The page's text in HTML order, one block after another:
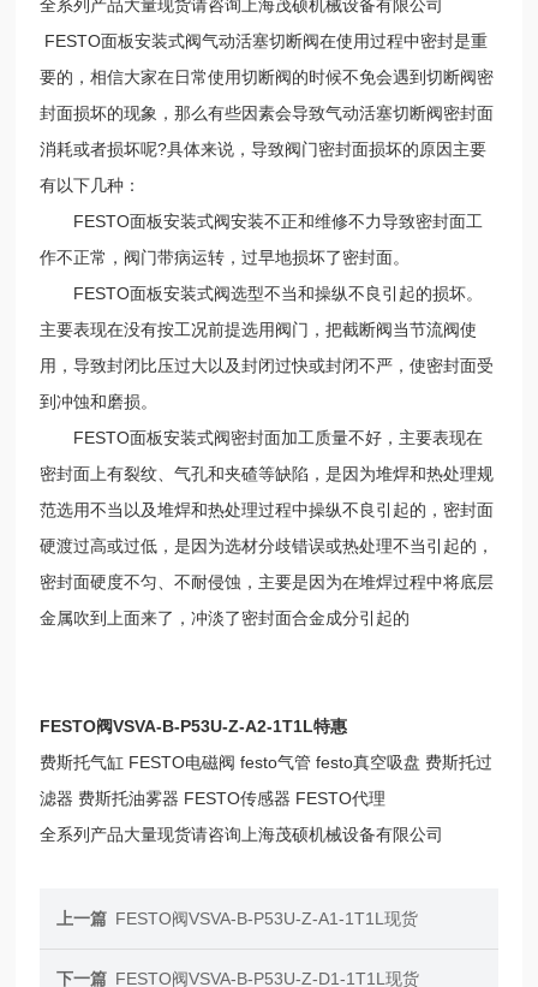
全系列产品大量现货请咨询上海茂硕机械设备有限公司
FESTO面板安装式阀气动活塞切断阀在使用过程中密封是重
要的，相信大家在日常使用切断阀的时候不免会遇到切断阀密
封面损坏的现象，那么有些因素会导致气动活塞切断阀密封面
消耗或者损坏呢?具体来说，导致阀门密封面损坏的原因主要
有以下几种：
FESTO面板安装式阀安装不正和维修不力导致密封面工
作不正常，阀门带病运转，过早地损坏了密封面。
FESTO面板安装式阀选型不当和操纵不良引起的损坏。
主要表现在没有按工况前提选用阀门，把截断阀当节流阀使
用，导致封闭比压过大以及封闭过快或封闭不严，使密封面受
到冲蚀和磨损。
FESTO面板安装式阀密封面加工质量不好，主要表现在
密封面上有裂纹、气孔和夹碴等缺陷，是因为堆焊和热处理规
范选用不当以及堆焊和热处理过程中操纵不良引起的，密封面
硬渡过高或过低，是因为选材分歧错误或热处理不当引起的，
密封面硬度不匀、不耐侵蚀，主要是因为在堆焊过程中将底层
金属吹到上面来了，冲淡了密封面合金成分引起的
FESTO阀VSVA-B-P53U-Z-A2-1T1L特惠
费斯托气缸 FESTO电磁阀 festo气管 festo真空吸盘 费斯托过
滤器 费斯托油雾器 FESTO传感器 FESTO代理
全系列产品大量现货请咨询上海茂硕机械设备有限公司
上一篇 FESTO阀VSVA-B-P53U-Z-A1-1T1L现货
下一篇 FESTO阀VSVA-B-P53U-Z-D1-1T1L现货